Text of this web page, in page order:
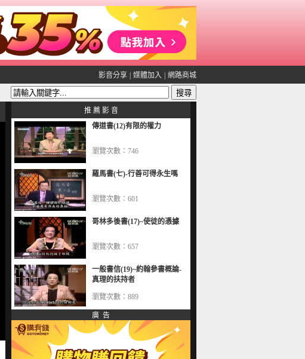
影音分享 媒體加入 網路商城
推 薦 影 音
傳道書(12)有限的權力
瀏覽次數：746
羅馬書(七)-行善可得永生嗎
瀏覽次數：601
哥林多後書(17)~使徒的憑據
瀏覽次數：657
一般書信(19)~約翰參書概論-
真理的扶持者
瀏覽次數：889
廣 告